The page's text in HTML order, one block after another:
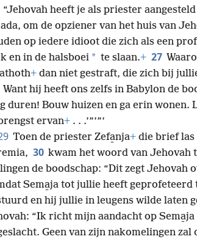
“Jehovah heeft je als priester
om de opziener van het huis van
op iedere idioot die zich als een
en in de halsboei * te slaan.+ 27
+ dan niet gestraft, die zich bij
Want hij heeft ons zelfs in Babylon de
duren! Bouw huizen en ga erin wonen.
ervan+ . . .’”’”’
Toen de priester Zefa̱nja+ die brief
30 kwam het woord van Jehovah
de boodschap: “Dit zegt Jehovah
Sema̱ja tot jullie heeft
en hij jullie in leugens wilde laten
“Ik richt mijn aandacht op
Geen van zijn nakomelingen